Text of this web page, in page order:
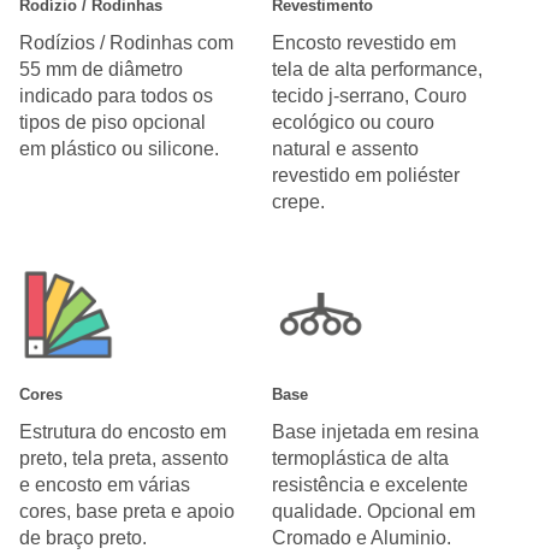
Rodízio / Rodinhas
Rodízios / Rodinhas com
55 mm de diâmetro
indicado para todos os
tipos de piso opcional
em plástico ou silicone.
Revestimento
Encosto revestido em
tela de alta performance,
tecido j-serrano, Couro
ecológico ou couro
natural e assento
revestido em poliéster
crepe.
Cores
Estrutura do encosto em
preto, tela preta, assento
e encosto em várias
cores, base preta e apoio
de braço preto.
Base
Base injetada em resina
termoplástica de alta
resistência e excelente
qualidade. Opcional em
Cromado e Aluminio.